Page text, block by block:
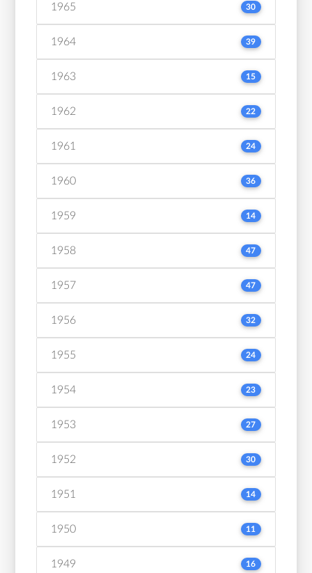
1965 30
1964 39
1963 15
1962 22
1961 24
1960 36
1959 14
1958 47
1957 47
1956 32
1955 24
1954 23
1953 27
1952 30
1951 14
1950 11
1949 16